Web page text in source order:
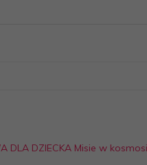
DLA DZIECKA Misie w